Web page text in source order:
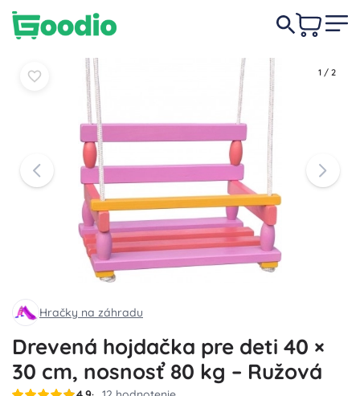
1 / 2
Hračky na záhradu
Drevená hojdačka pre deti 40 ×
30 cm, nosnosť 80 kg – Ružová
29,50 € Do košíka